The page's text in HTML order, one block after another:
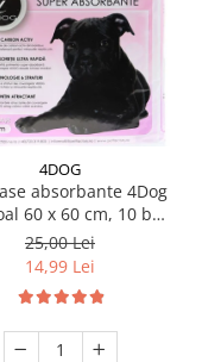
4DOG
absorbante 4Dog
60 x 60 cm, 10 buc
/ pachet
25,00 Lei
14,99 Lei